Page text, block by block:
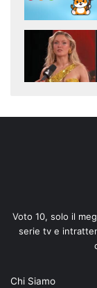
Voto 10, solo il
serie tv e
Chi Siamo